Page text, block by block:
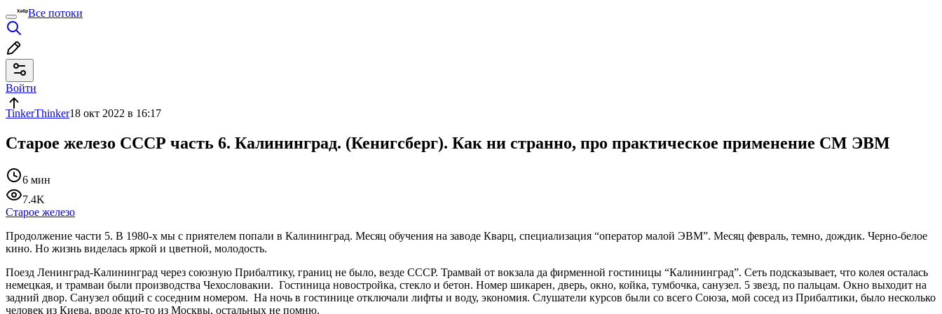
Все потоки
Войти
TinkerThinker18 окт 2022 в 16:17
Старое железо СССР часть 6. Калининград. (Кенигсберг). Как ни странно, про практическое применение СМ ЭВМ
6 мин
7.4K
Старое железо
Продолжение части 5. В 1980-х мы с приятелем попали в Калининград. Месяц обучения на заводе Кварц, специализация “оператор малой ЭВМ”. Месяц февраль, темно, дождик. Черно-белое
кино. Но жизнь виделась яркой и цветной, молодость.
Поезд Ленинград-Калининград через союзную Прибалтику, границ не было, везде СССР. Трамвай от вокзала да фирменной гостиницы “Калининград”. Сеть подсказывает, что колея осталась
немецкая, и трамваи были производства Чехословакии. Гостиница новостройка, стекло и бетон. Номер шикарен, дверь, окно, койка, тумбочка, санузел. 5 звезд, по пальцам. Окно выходит на
задний двор. Санузел общий с соседним номером. На ночь в гостинице отключали лифты и воду, экономия. Слушатели курсов были со всего Союза, мой сосед из Прибалтики, было несколько
человек из Киева, вроде кто-то из Москвы, остальных не помню.